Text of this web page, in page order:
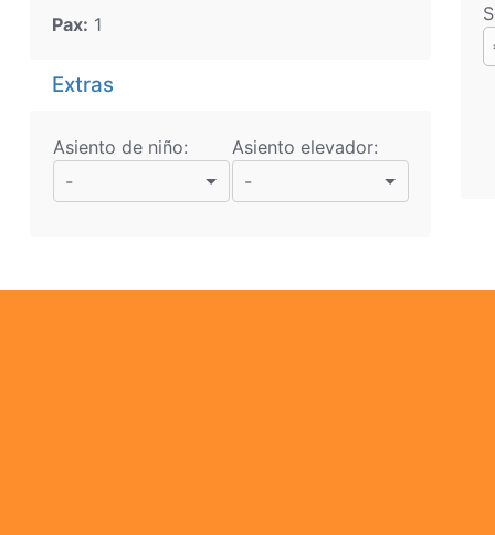
Pax: 1
Extras
Asiento de niño:
-
Asiento elevador:
-